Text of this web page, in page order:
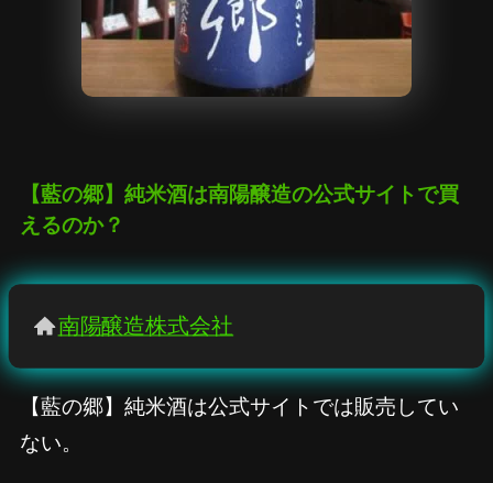
【藍の郷】純米酒は南陽醸造の公式サイトで買
えるのか？
南陽醸造株式会社
【藍の郷】純米酒は公式サイトでは販売してい
ない。